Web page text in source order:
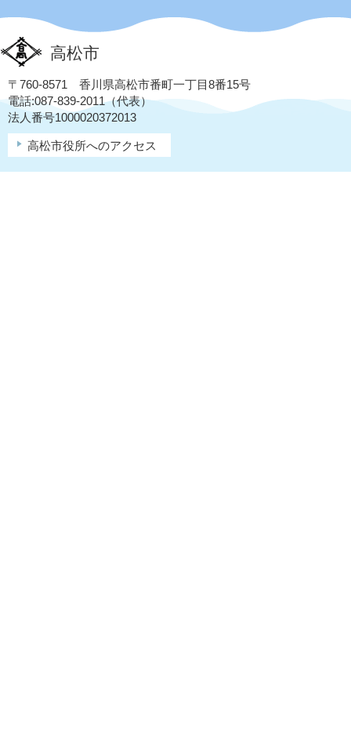
高松市
〒760-8571 香川県高松市番町一丁目8番15号
電話:087-839-2011（代表）
法人番号1000020372013
高松市役所へのアクセス